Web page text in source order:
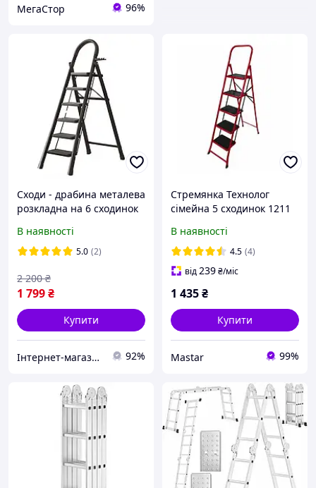
МегаСтор 96%
Сходи - драбина металева
розкладна на 6 сходинок
В наявності
5.0 (2)
1 799₴
2 200 ₴
Купити
Інтернет-магазин "FenixShops" 92%
Стремянка Технолог
сімейна 5 сходинок 1211
В наявності
4.5 (4)
від239₴/міс
1 435₴
Купити
Mastar 99%